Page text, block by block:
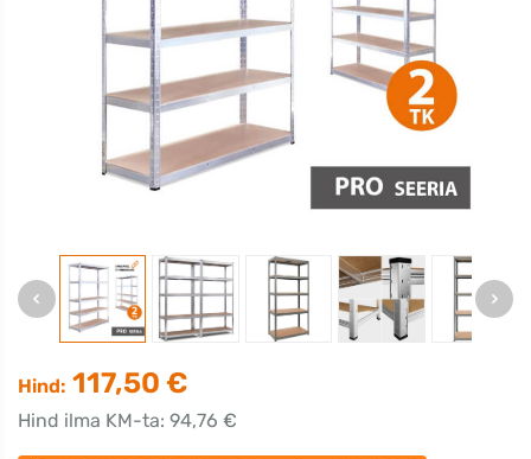
Hind: 117,50 €
Hind ilma KM-ta: 94,76 €